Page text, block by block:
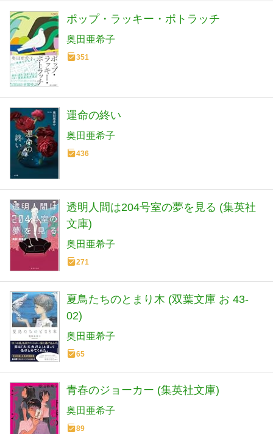
ポップ・ラッキー・ポトラッチ
奥田亜希子
351
運命の終い
奥田亜希子
436
透明人間は204号室の夢を見る (集英社
文庫)
奥田亜希子
271
夏鳥たちのとまり木 (双葉文庫 お 43-
02)
奥田亜希子
65
青春のジョーカー (集英社文庫)
奥田亜希子
89